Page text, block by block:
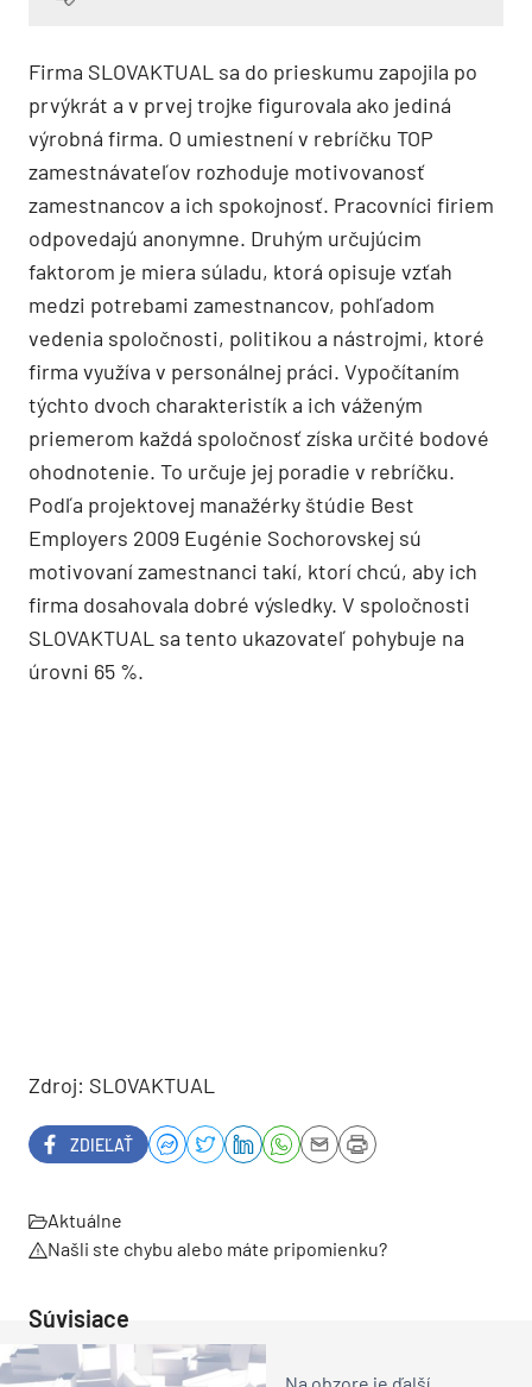
Firma SLOVAKTUAL sa do prieskumu zapojila po
prvýkrát a v prvej trojke figurovala ako jediná
výrobná firma. O umiestnení v rebríčku TOP
zamestnávateľov rozhoduje motivovanosť
zamestnancov a ich spokojnosť. Pracovníci firiem
odpovedajú anonymne. Druhým určujúcim
faktorom je miera súladu, ktorá opisuje vzťah
medzi potrebami zamestnancov, pohľadom
vedenia spoločnosti, politikou a nástrojmi, ktoré
firma využíva v personálnej práci. Vypočítaním
týchto dvoch charakteristík a ich váženým
priemerom každá spoločnosť získa určité bodové
ohodnotenie. To určuje jej poradie v rebríčku.
Podľa projektovej manažérky štúdie Best
Employers 2009 Eugénie Sochorovskej sú
motivovaní zamestnanci takí, ktorí chcú, aby ich
firma dosahovala dobré výsledky. V spoločnosti
SLOVAKTUAL sa tento ukazovateľ pohybuje na
úrovni 65 %.
Zdroj: SLOVAKTUAL
ZDIEĽAŤ
Aktuálne
Našli ste chybu alebo máte pripomienku?
Súvisiace